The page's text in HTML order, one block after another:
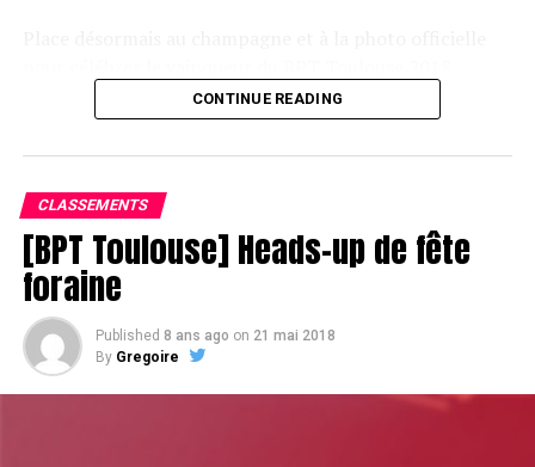
CONTINUE READING
CLASSEMENTS
[BPT Toulouse] Heads-up de fête
foraine
Published 8 ans ago on 21 mai 2018
By Gregoire